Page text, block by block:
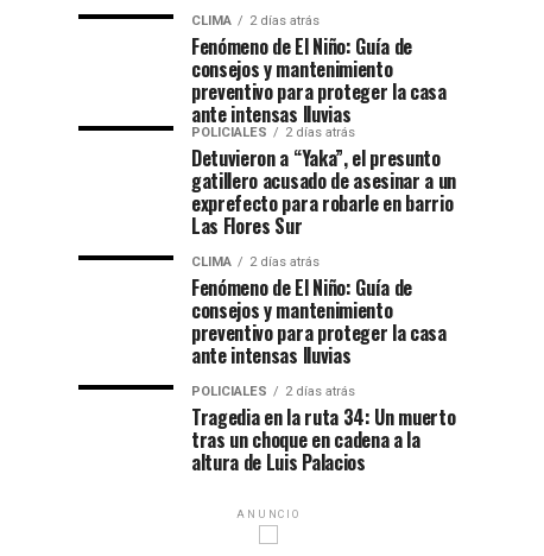
CLIMA 2 días atrás
Fenómeno de El Niño: Guía de
consejos y mantenimiento
preventivo para proteger la casa
ante intensas lluvias
POLICIALES 2 días atrás
Detuvieron a “Yaka”, el presunto
gatillero acusado de asesinar a un
exprefecto para robarle en barrio
Las Flores Sur
CLIMA 2 días atrás
Fenómeno de El Niño: Guía de
consejos y mantenimiento
preventivo para proteger la casa
ante intensas lluvias
POLICIALES 2 días atrás
Tragedia en la ruta 34: Un muerto
tras un choque en cadena a la
altura de Luis Palacios
ANUNCIO